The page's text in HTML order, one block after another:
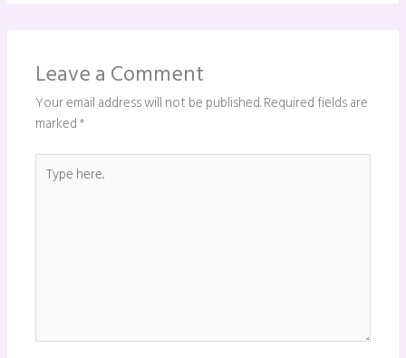
Leave a Comment
Your email address will not be published.Required fields are
marked*
here..